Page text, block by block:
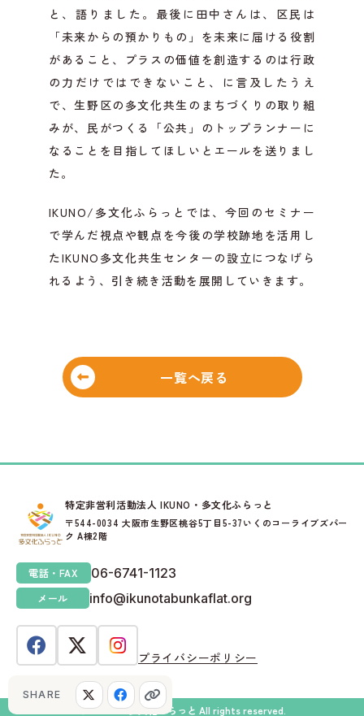
と、語りました。最後に田中さんは、区民は
「未来からの預かりもの」を未来に届ける役割
があること、プラスの価値を創造するのは行政
の力だけではできないこと、に言及したうえ
で、生野区の多文化共生のまちづくりの取り組
みが、民がつくる「公共」のトップランナーに
なることを目指してほしいとエールを送りまし
た。
IKUNO/多文化ふらっとでは、今回のセミナー
で学んだ視点や観点を今後の学校跡地を活用し
たIKUNO多文化共生センターの設立につなげら
れるよう、引き続き活動を展開していきます。
一覧へ戻る
SHARE
特定非営利活動法人 IKUNO・多文化ふらっと
〒544-0034 大阪市生野区桃谷5丁目5-37いくのコーライブズパー
ク A棟2階
電話・FAX 06-6741-1123
メール info@ikunotabunkaflat.org
プライバシーポリシー
© IKUNO・多文化ふらっと All rights reserved.